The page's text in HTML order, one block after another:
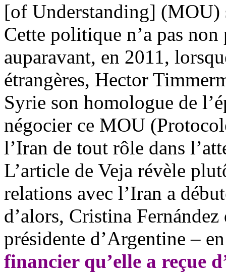
[of Understanding] (MOU)
Cette politique n’a pas
auparavant, en 2011,
étrangères, Hector
Syrie son homologue de
négocier ce MOU
l’Iran de tout rôle dans
L’article de Veja révèle
relations avec l’Iran a
d’alors, Cristina
présidente d’Argentine –
financier qu’elle a reçue